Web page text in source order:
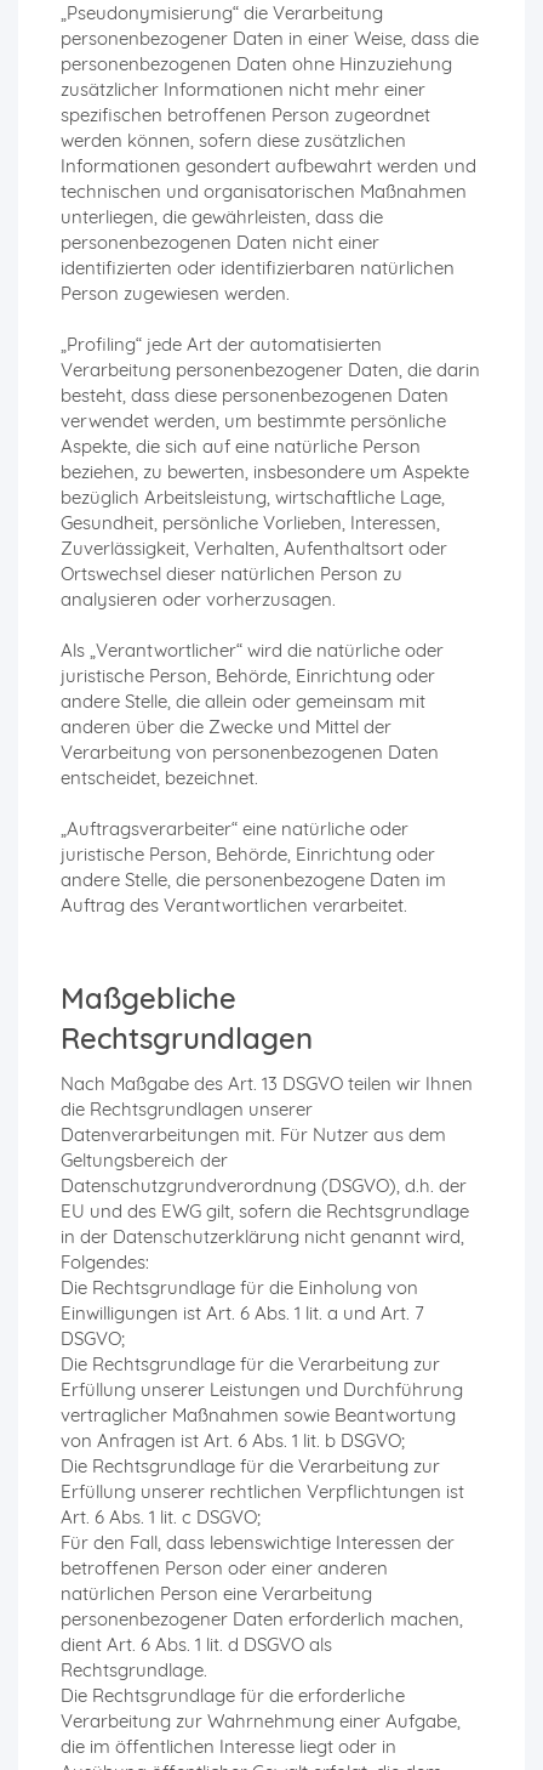
„Pseudonymisierung“ die Verarbeitung
personenbezogener Daten in einer Weise, dass die
personenbezogenen Daten ohne Hinzuziehung
zusätzlicher Informationen nicht mehr einer
spezifischen betroffenen Person zugeordnet
werden können, sofern diese zusätzlichen
Informationen gesondert aufbewahrt werden und
technischen und organisatorischen Maßnahmen
unterliegen, die gewährleisten, dass die
personenbezogenen Daten nicht einer
identifizierten oder identifizierbaren natürlichen
Person zugewiesen werden.
„Profiling“ jede Art der automatisierten
Verarbeitung personenbezogener Daten, die darin
besteht, dass diese personenbezogenen Daten
verwendet werden, um bestimmte persönliche
Aspekte, die sich auf eine natürliche Person
beziehen, zu bewerten, insbesondere um Aspekte
bezüglich Arbeitsleistung, wirtschaftliche Lage,
Gesundheit, persönliche Vorlieben, Interessen,
Zuverlässigkeit, Verhalten, Aufenthaltsort oder
Ortswechsel dieser natürlichen Person zu
analysieren oder vorherzusagen.
Als „Verantwortlicher“ wird die natürliche oder
juristische Person, Behörde, Einrichtung oder
andere Stelle, die allein oder gemeinsam mit
anderen über die Zwecke und Mittel der
Verarbeitung von personenbezogenen Daten
entscheidet, bezeichnet.
„Auftragsverarbeiter“ eine natürliche oder
juristische Person, Behörde, Einrichtung oder
andere Stelle, die personenbezogene Daten im
Auftrag des Verantwortlichen verarbeitet.
Maßgebliche
Rechtsgrundlagen
Nach Maßgabe des Art. 13 DSGVO teilen wir Ihnen
die Rechtsgrundlagen unserer
Datenverarbeitungen mit. Für Nutzer aus dem
Geltungsbereich der
Datenschutzgrundverordnung (DSGVO), d.h. der
EU und des EWG gilt, sofern die Rechtsgrundlage
in der Datenschutzerklärung nicht genannt wird,
Folgendes:
Die Rechtsgrundlage für die Einholung von
Einwilligungen ist Art. 6 Abs. 1 lit. a und Art. 7
DSGVO;
Die Rechtsgrundlage für die Verarbeitung zur
Erfüllung unserer Leistungen und Durchführung
vertraglicher Maßnahmen sowie Beantwortung
von Anfragen ist Art. 6 Abs. 1 lit. b DSGVO;
Die Rechtsgrundlage für die Verarbeitung zur
Erfüllung unserer rechtlichen Verpflichtungen ist
Art. 6 Abs. 1 lit. c DSGVO;
Für den Fall, dass lebenswichtige Interessen der
betroffenen Person oder einer anderen
natürlichen Person eine Verarbeitung
personenbezogener Daten erforderlich machen,
dient Art. 6 Abs. 1 lit. d DSGVO als
Rechtsgrundlage.
Die Rechtsgrundlage für die erforderliche
Verarbeitung zur Wahrnehmung einer Aufgabe,
die im öffentlichen Interesse liegt oder in